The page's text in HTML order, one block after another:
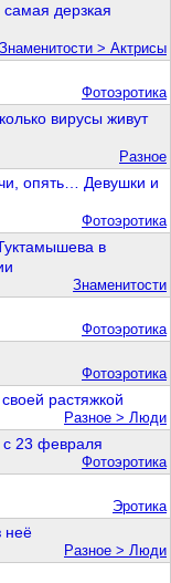
дерзкая
Знаменитости > Актрисы
Фотоэротика
вирусы живут
Разное
опять… Девушки и
Фотоэротика
в
Знаменитости
Фотоэротика
Фотоэротика
растяжкой
Разное > Люди
с 23 февраля
Фотоэротика
Эротика
неё
Разное > Люди